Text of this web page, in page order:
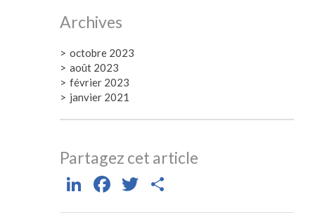
Archives
octobre 2023
août 2023
février 2023
janvier 2021
Partagez cet article
LinkedIn
Facebook
Twitter